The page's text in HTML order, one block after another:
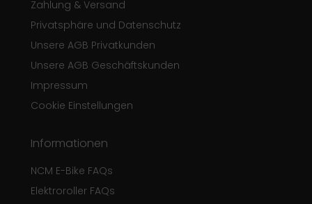
Zahlung & Versand
Privatsphäre und Datenschutz
Unsere AGB Privatkunden
Unsere AGB Geschäftskunden
Impressum
Cookie Einstellungen
Informationen
NCM E-Bike FAQs
Elektroroller FAQs